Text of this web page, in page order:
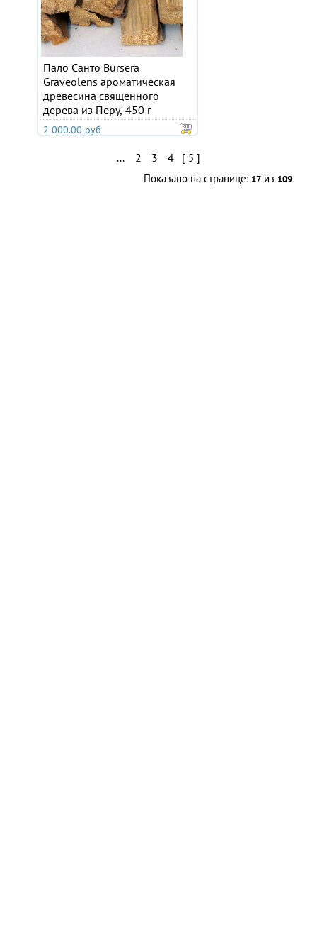
Пало Санто Bursera
Graveolens ароматическая
древесина священного
дерева из Перу, 450 г
2 000.00 руб
... 2 3 4
[ 5 ]
Показано на странице: 17 из 109